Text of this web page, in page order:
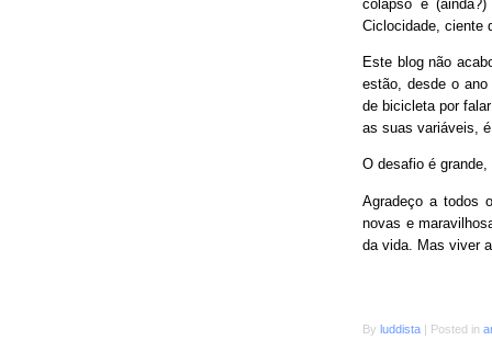
colapso e
Ciclocidade, ciente
Este blog não
estão, desde o ano
de bicicleta por
as suas variáveis,
O desafio é
Agradeço a todos
novas e
da vida. Mas viver
By luddista | Posted in